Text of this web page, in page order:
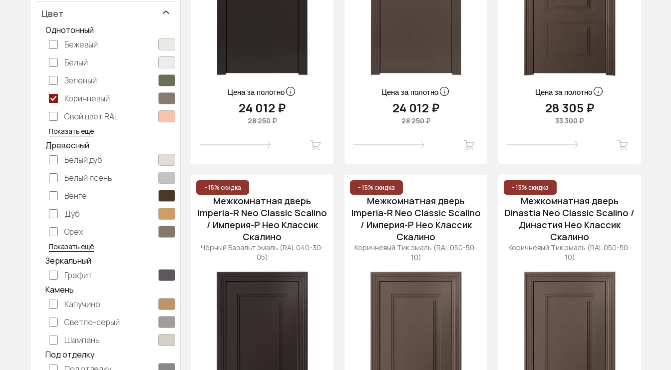
Цвет
Однотонный
Бежевый
Белый
Зеленый
Коричневый
Свой цвет RAL
Серебристый
Серый
Темно-серый
Хаки
Черный
Показать ещё
Древесный
Белый дуб
Белый ясень
Венге
Дуб
Орех
Серый дуб
Показать ещё
Зеркальный
Графит
Камень
Капучино
Светло-серый
Шампань
Под отделку
Цена за полотно
24 012 ₽
28 250 ₽
Цена за полотно
24 012 ₽
28 250 ₽
Цена за полотно
28 305 ₽
33 300 ₽
- 15% скидка
Межкомнатная дверь
Imperia-R Neo Classic Scalino
/ Империя-Р Нео Классик
Скалино
Чёрный Базальт эмаль (RAL 040-30-
05)
- 15% скидка
Межкомнатная дверь
Imperia-R Neo Classic Scalino
/ Империя-Р Нео Классик
Скалино
Коричневый Тик эмаль (RAL 050-50-
10)
- 15% скидка
Межкомнатная дверь
Dinastia Neo Classic Scalino /
Династия Нео Классик
Скалино
Коричневый Тик эмаль (RAL 050-50-
10)